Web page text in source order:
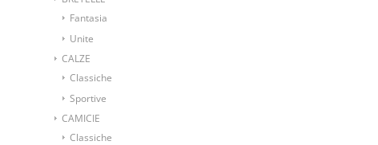
Fantasia
Unite
CALZE
Classiche
Sportive
CAMICIE
Classiche